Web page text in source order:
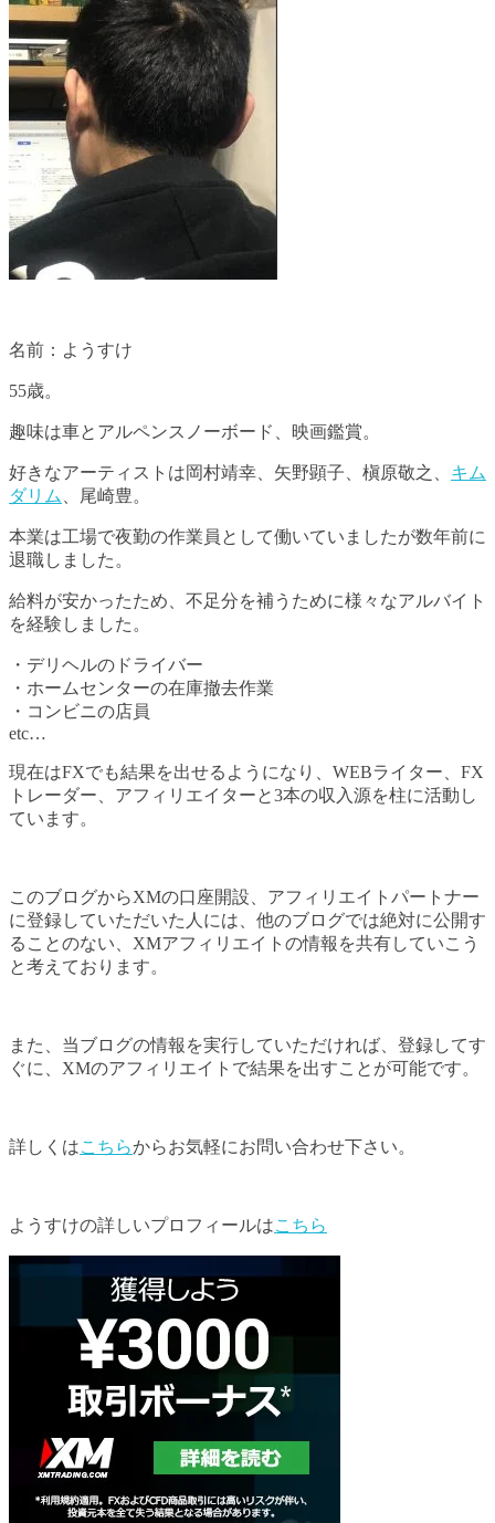
名前：ようすけ
55歳。
趣味は車とアルペンスノーボード、映画鑑賞。
好きなアーティストは岡村靖幸、矢野顕子、槇原敬之、 キム
ダリム
、尾崎豊。
本業は工場で夜勤の作業員として働いていましたが数年前に
退職しました。
給料が安かったため、不足分を補うために様々なアルバイト
を経験しました。
・デリヘルのドライバー
・ホームセンターの在庫撤去作業
・コンビニの店員
etc…
現在はFXでも結果を出せるようになり、WEBライター、FX
トレーダー、アフィリエイターと3本の収入源を柱に活動し
ています。
このブログからXMの口座開設、アフィリエイトパートナー
に登録していただいた人には、他のブログでは絶対に公開す
ることのない、XMアフィリエイトの情報を共有していこう
と考えております。
また、当ブログの情報を実行していただければ、登録してす
ぐに、XMのアフィリエイトで結果を出すことが可能です。
詳しくはこちらからお気軽にお問い合わせ下さい。
ようすけの詳しいプロフィールはこちら